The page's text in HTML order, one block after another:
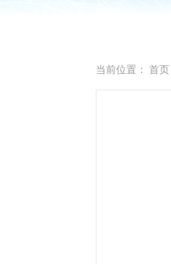
当前位置： 首页